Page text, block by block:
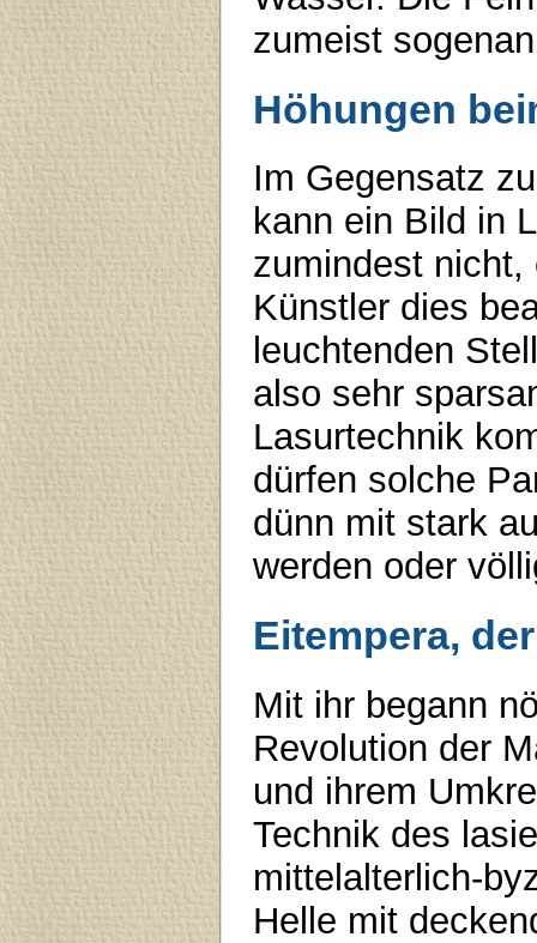
zumeist
Höhungen
Im Gegensatz
kann ein Bild in
zumindest
Künstler dies
leuchtenden
also sehr
Lasurtechnik
dürfen solche
dünn mit stark
werden oder
Eitempera,
Mit ihr begann
Revolution der
und ihrem
Technik des
mittelalterlich-
Helle mit